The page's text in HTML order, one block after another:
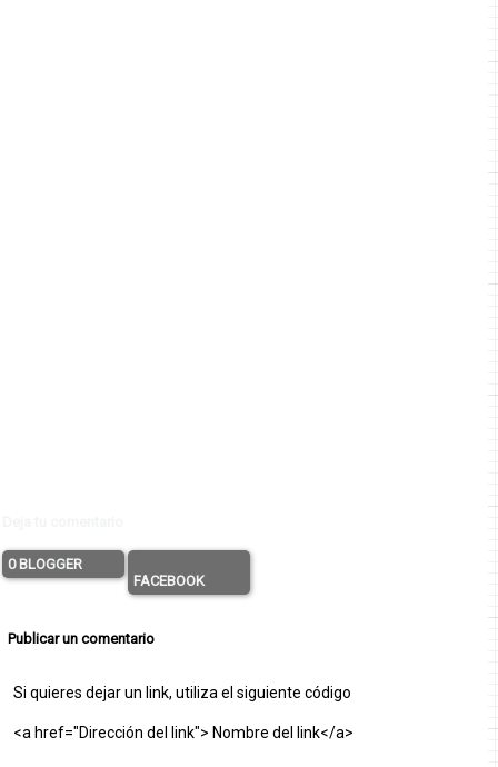
0 BLOGGER
FACEBOOK
Publicar un comentario
Si quieres dejar un link, utiliza el siguiente código
<a href="Dirección del link"> Nombre del link</a>